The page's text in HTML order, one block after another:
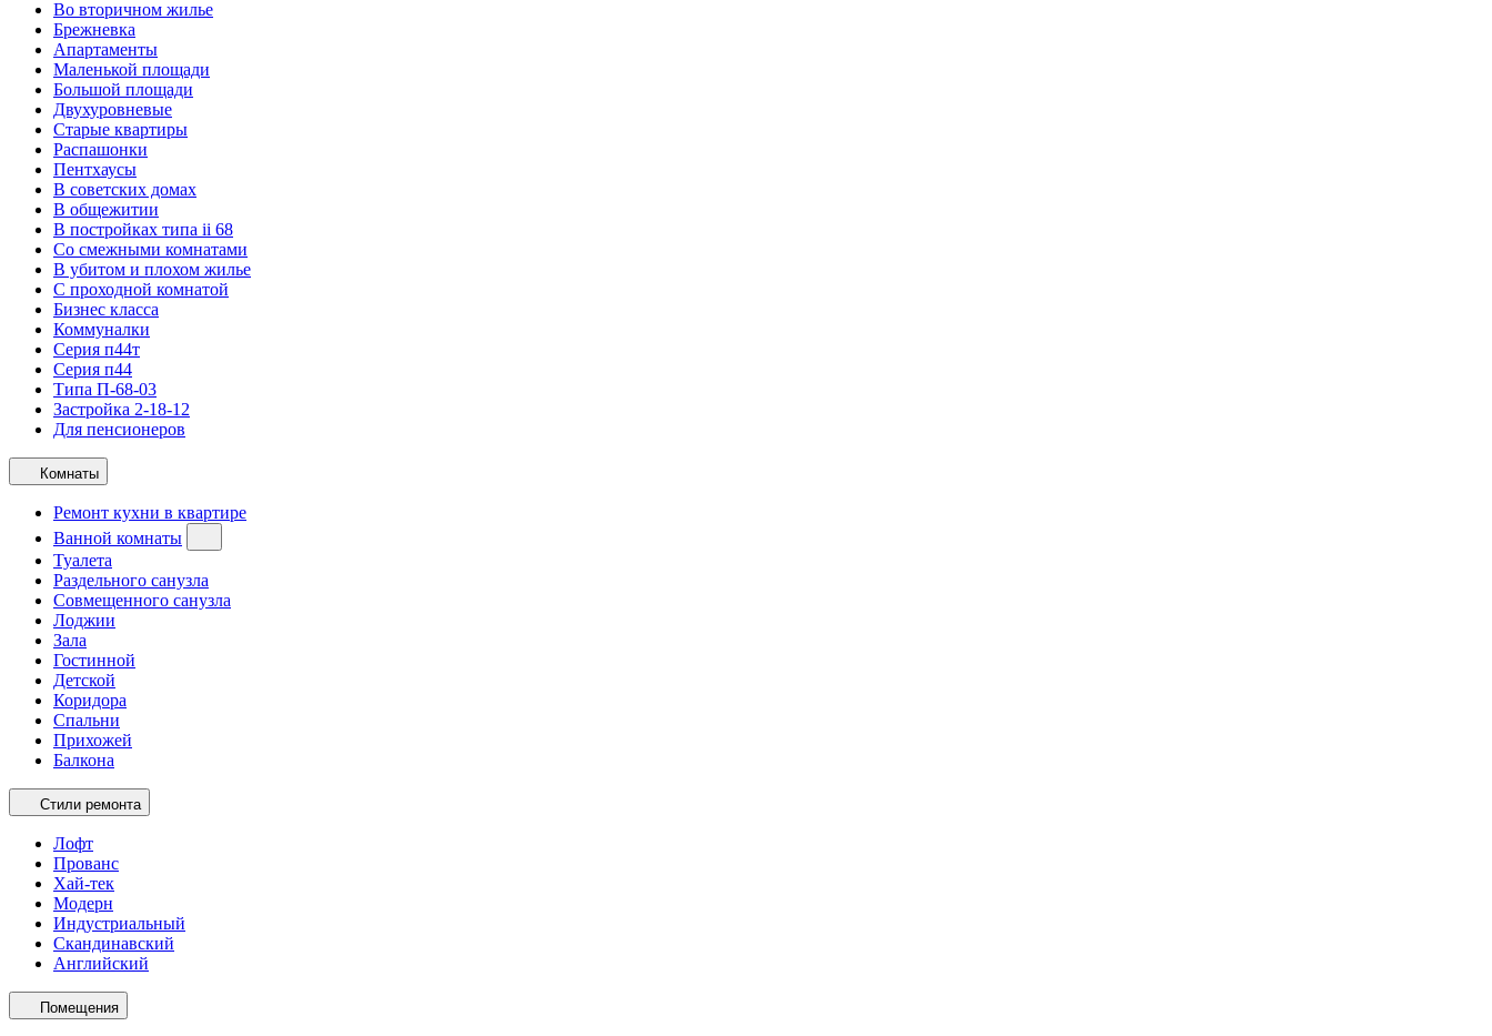
Во вторичном жилье
Брежневка
Апартаменты
Маленькой площади
Большой площади
Двухуровневые
Старые квартиры
Распашонки
Пентхаусы
В советских домах
В общежитии
В постройках типа ii 68
Со смежными комнатами
В убитом и плохом жилье
С проходной комнатой
Бизнес класса
Коммуналки
Серия п44т
Серия п44
Типа П-68-03
Застройка 2-18-12
Для пенсионеров
Комнаты
Ремонт кухни в квартире
Ванной комнаты
Туалета
Раздельного санузла
Совмещенного санузла
Лоджии
Зала
Гостинной
Детской
Коридора
Спальни
Прихожей
Балкона
Стили ремонта
Лофт
Прованс
Хай-тек
Модерн
Индустриальный
Скандинавский
Английский
Помещения